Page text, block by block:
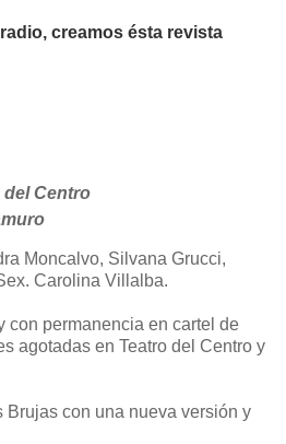
creamos ésta revista
del Centro
Moncalvo, Silvana Grucci,
Carolina Villalba.
con permanencia en cartel de
agotadas en Teatro del Centro y
Brujas con una nueva versión y